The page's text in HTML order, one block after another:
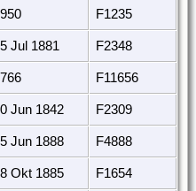
F1235
Jul 1881 F2348
F11656
Jun 1842 F2309
Jun 1888 F4888
Okt 1885 F1654